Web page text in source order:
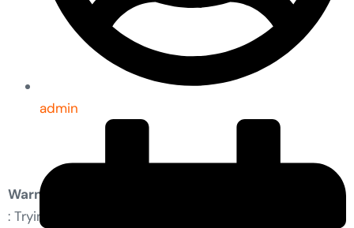
admin
Warning
: Trying to access array offset on value of type bool